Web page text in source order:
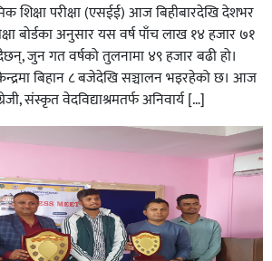
शिक्षा परीक्षा (एसईई) आज बिहीबारदेखि देशभर
बोर्डका अनुसार यस वर्ष पाँच लाख १४ हजार ७१
जुन गत वर्षको तुलनामा ४९ हजार बढी हो।
बिहान ८ बजेदेखि सञ्चालन भइरहेको छ। आज
संस्कृत वेदविद्याश्रमतर्फ अनिवार्य […]